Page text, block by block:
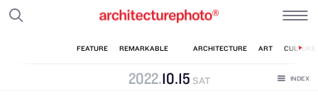
2022.10.15 SAT